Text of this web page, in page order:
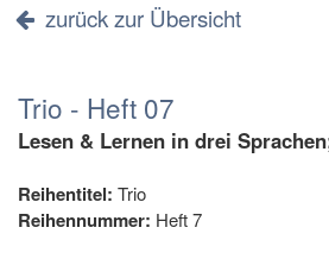
zurück zur Übersicht
Trio - Heft 07
Lesen & Lernen in drei
Reihentitel: Trio
Reihennummer: Heft 7